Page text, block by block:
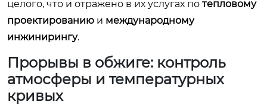
целого, что и отражено в их услугах по тепловому
проектированию и международному
инжинирингу.
Прорывы в обжиге: контроль
атмосферы и температурных
кривых